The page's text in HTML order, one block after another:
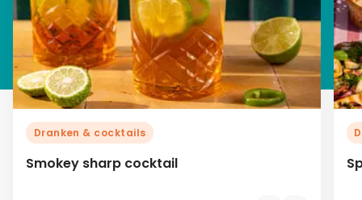
Dranken & cocktails
Smokey sharp cocktail